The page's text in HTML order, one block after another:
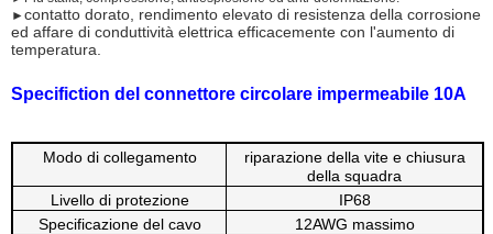
►contatto dorato, rendimento elevato di resistenza della corrosione
ed affare di conduttività elettrica efficacemente con l'aumento di
temperatura.
Specifiction del connettore circolare impermeabile 10A
Modo di collegamento
riparazione della vite e chiusura
della squadra
Livello di protezione
IP68
Specificazione del cavo
12AWG massimo